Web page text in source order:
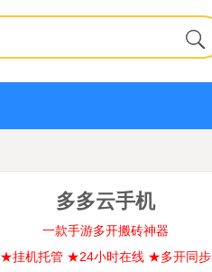
多多云手机
一款手游多开搬砖神器
★挂机托管 ★24小时在线 ★多开同步